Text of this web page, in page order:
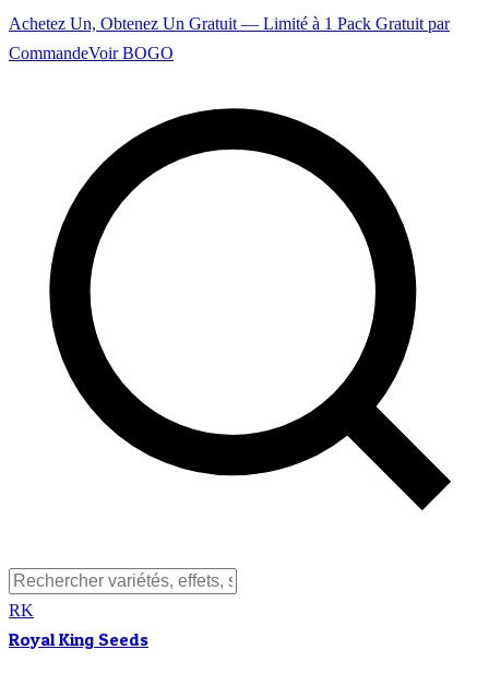
Achetez Un, Obtenez Un Gratuit — Limité à 1 Pack Gratuit par
CommandeVoir BOGO
RK
Royal King Seeds